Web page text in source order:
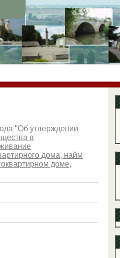
"Об утверждении
в
дома, найм
доме,